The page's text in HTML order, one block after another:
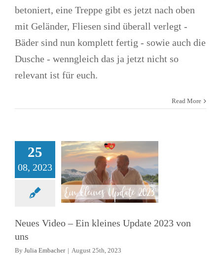
betoniert, eine Treppe gibt es jetzt nach oben
mit Geländer, Fliesen sind überall verlegt -
Bäder sind nun komplett fertig - sowie auch die
Dusche - wenngleich das ja jetzt nicht so
relevant ist für euch.
Read More
25
08, 2023
Neues Video –
Allgemein Alltagsleben
Erfahrungsberichte
News
Videos
Neues Video – Ein kleines Update 2023 von
uns
By Julia Embacher | August 25th, 2023